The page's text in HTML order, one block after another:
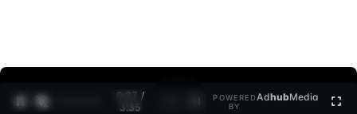
0:28 /
3:35
POWERED
BY
AdhubMedia